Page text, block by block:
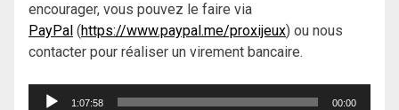
encourager, vous pouvez le faire via
PayPal (https://www.paypal.me/proxijeux) ou nous
contacter pour réaliser un virement bancaire.
Lecteur
1:07:58 00:00